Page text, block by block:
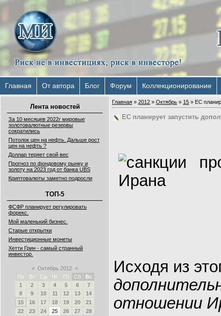
Главная От автора Блог Форум Коллекционирование
Лента новостей
За 10 месяцев 2022г мировые
золотовалютные резервы
сократились
Потолок цен на нефть. Дальше рост
цен на нефть ?
Доллар теряет свой вес
Прогноз по фондовому рынку и
золоту на 2023 год от банка UBS
Криптовалюты заметно подросли
ТОП-5
ФСФР планирует регулировать
форекс.
Мой маленький бизнес.
Старые открытки
Инвестиционные монеты
Хетти Грин - самый странный
инвестор.
« Октябрь 2012 »
Пн
Вт Ср Чт Пт Сб
Вс
1
2 3 4 5 6
7
8
9 10 11 12 13
14
15
16 17 18 19 20
21
22
23 24 25 26 27
28
Главная » 2012 » Октябрь » 15 » ЕС
ЕС планирует запустить
Исходя из
отношении